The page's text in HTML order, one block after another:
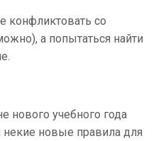
конфликтовать со
а попытаться найти
нового учебного года
некие новые правила для